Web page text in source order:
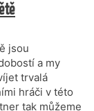
jsou
a my
trvalá
hráči v této
tak můžeme